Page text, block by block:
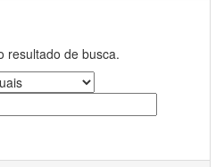
resultado de busca.